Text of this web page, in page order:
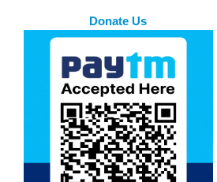
Donate Us